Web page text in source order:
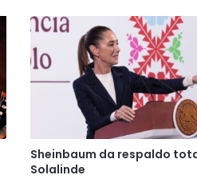
Sheinbaum da respaldo
Solalinde